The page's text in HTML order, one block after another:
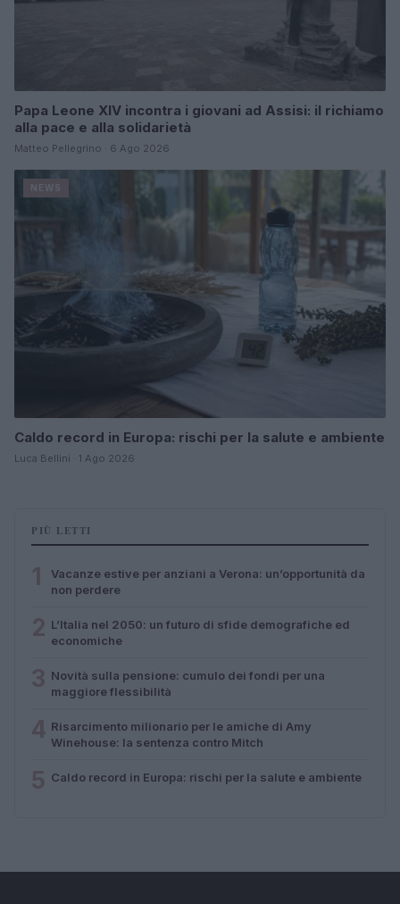
Papa Leone XIV incontra i giovani ad Assisi: il richiamo
alla pace e alla solidarietà
Matteo Pellegrino · 6 Ago 2026
Caldo record in Europa: rischi per la salute e ambiente
Luca Bellini · 1 Ago 2026
PIÙ LETTI
Vacanze estive per anziani a Verona: un’opportunità da
non perdere
L’Italia nel 2050: un futuro di sfide demografiche ed
economiche
Novità sulla pensione: cumulo dei fondi per una
maggiore flessibilità
Risarcimento milionario per le amiche di Amy
Winehouse: la sentenza contro Mitch
Caldo record in Europa: rischi per la salute e ambiente